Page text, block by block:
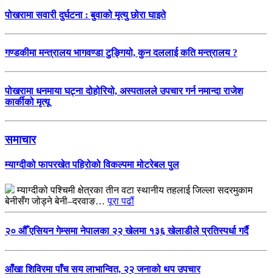
पोखरामा सवारी दुर्घटना : बुवाको मृत्यु छोरा घाइते
गण्डकीमा मन्त्रालय भागवण्डा टुङ्गियो, कुन दललाई कति मन्त्रालय ?
पोखरामा धनमाया घट्ना दोहोरियो, अस्पतालले उपचार गर्न नमान्दा राजेश
कार्कीको मृत्यू
समाचार
म्याग्दीको फापरखेत पहिरोको विकल्पमा मोटरेबल पुल
म्याग्दीको पश्चिमी क्षेत्रका तीन वटा स्थानीय तहलाई जिल्ला सदरमुकाम
बेनीसँग जोड्ने बेनी–दरवाङ…पूरा पढौं
२० औँ एसियन गेम्समा नेपालका २२ खेलमा १३६ खेलाडीले प्रतिस्पर्धा गर्दै
आँखा शिविरमा पाँच सय लाभान्वित, २२ जनाको थप उपचार